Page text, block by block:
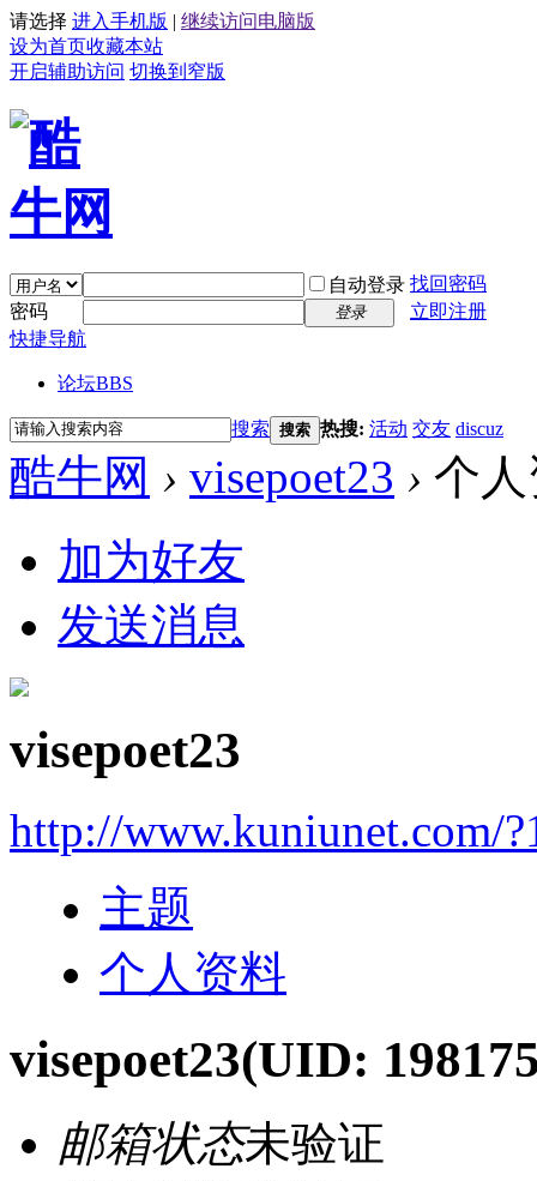
请选择 进入手机版 | 继续访问电脑版
设为首页收藏本站
开启辅助访问 切换到窄版
自动登录 找回密码
密码
登录
立即注册
快捷导航
论坛BBS
搜索 搜索 热搜: 活动 交友 discuz
酷牛网 › visepoet23 › 个
加为好友
发送消息
visepoet23
http://www.kuniunet.com/
主题
个人资料
visepoet23(UID:
邮箱状态未验证